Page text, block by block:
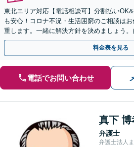
東北エリア対応【電話相談可】分割払い
も安心！コロナ不況・生活困窮のご相談は
重します。一緒に解決方針を決めましょう
人再生・時効の援用など実績多数【完全個室
料金表を見る
電話でお問い合わせ
真下 博
弁護士
弁護士法人